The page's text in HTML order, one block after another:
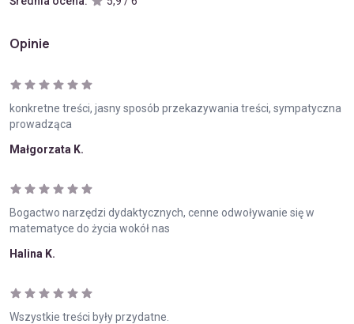
Opinie
konkretne treści, jasny sposób przekazywania treści, sympatyczna
prowadząca
Małgorzata K.
Bogactwo narzędzi dydaktycznych, cenne odwoływanie się w
matematyce do życia wokół nas
Halina K.
Wszystkie treści były przydatne.